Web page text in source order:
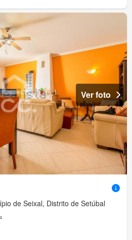
Ver foto
de Seixal, Distrito de Setúbal